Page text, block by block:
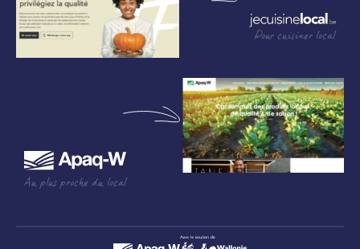
Pour cuisiner local
Au plus proche du local